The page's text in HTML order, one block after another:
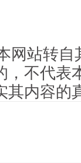
网站转自
，不代表
其内容的